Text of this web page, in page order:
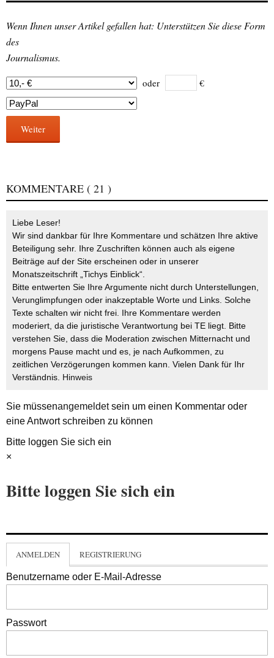
Wenn Ihnen unser Artikel gefallen hat: Unterstützen Sie diese Form
des
Journalismus.
oder €
Weiter
KOMMENTARE ( 21 )
Liebe Leser!
Wir sind dankbar für Ihre Kommentare und schätzen Ihre aktive
Beteiligung sehr. Ihre Zuschriften können auch als eigene
Beiträge auf der Site erscheinen oder in unserer
Monatszeitschrift „Tichys Einblick“.
Bitte entwerten Sie Ihre Argumente nicht durch Unterstellungen,
Verunglimpfungen oder inakzeptable Worte und Links. Solche
Texte schalten wir nicht frei. Ihre Kommentare werden
moderiert, da die juristische Verantwortung bei TE liegt. Bitte
verstehen Sie, dass die Moderation zwischen Mitternacht und
morgens Pause macht und es, je nach Aufkommen, zu
zeitlichen Verzögerungen kommen kann. Vielen Dank für Ihr
Verständnis. Hinweis
Sie müssenangemeldetsein um einen Kommentar oder
eine Antwort schreiben zu können
Bitte loggen Sie sich ein
×
Bitte loggen Sie sich ein
ANMELDEN REGISTRIERUNG
Benutzername oder E-Mail-Adresse
Passwort